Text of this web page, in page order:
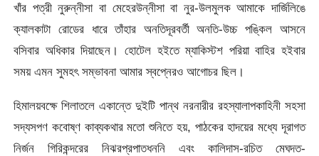
খাঁর পত্রী নুরুন্নীসা বা মেহেরউন্নীসা বা নুর-উলমুলক আমাকে দার্জিলিঙে
ক্যালকাটা রোডের ধারে তাঁহার অনতিদূরবর্তী অনতি-উচ্চ পঙ্কিল আসনে
বসিবার অধিকার দিয়াছেন। হোটেল হইতে ম্যাকিস্টশ পরিয়া বাহির হইবার
সময় এমন সুমহৎ সম্ভাবনা আমার স্বপ্নেরও আগোচর ছিল।
হিমালয়বক্ষে শিলাতলে একান্তে দুইটি পান্থ নরনারীর রহস্যালাপকাহিনী সহসা
সদ্যসপণ কবোষ্ণ কাব্যকথার মতো শুনিতে হয়, পাঠকের হাদয়ের মধ্যে দূরাগত
নির্জন গিরিকন্দরের নিঝরপ্রপাতধননি এবং কালিদাস-রচিত মেঘদত-